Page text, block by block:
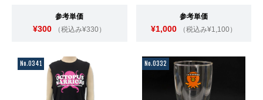
参考単価
¥300 （税込み¥330）
参考単価
¥1,000 （税込み¥1,100）
No.0341 No.0332